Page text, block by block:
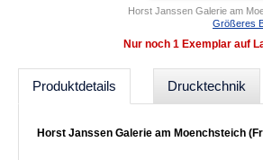
Horst Janssen Galerie am
Größeres
Nur noch 1 Exemplar auf
Produktdetails Drucktechnik
Horst Janssen Galerie am Moenchsteich